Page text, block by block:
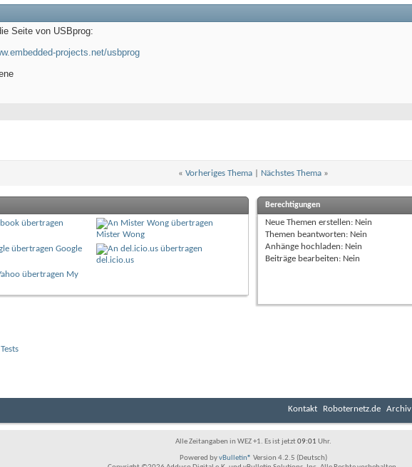
Seite von USBprog:
projects.net/usbprog
« Vorheriges Thema| Nächstes Thema »
Mister Wong
Google
del.icio.us
My
Berechtigungen
Neue Themen erstellen: Nein
Themen beantworten: Nein
Anhänge hochladen: Nein
Beiträge bearbeiten: Nein
Kontakt Roboternetz.de Archiv
Alle Zeitangaben in WEZ +1. Es ist jetzt09:01 Uhr.
Powered byvBulletin® Version 4.2.5 (Deutsch)